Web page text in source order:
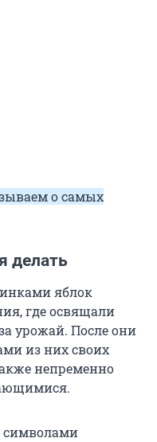
о самых
делать
яблок
где освящали
урожай. После они
из них своих
непременно
символами